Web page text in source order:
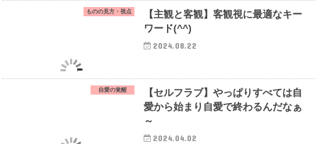
ものの見方・視点
【主観と客観】客観視に最適なキー
ワード(^^)
2024.08.22
自愛の覚醒
【セルフラブ】やっぱりすべては自
愛から始まり自愛で終わるんだなぁ
～
2024.04.02